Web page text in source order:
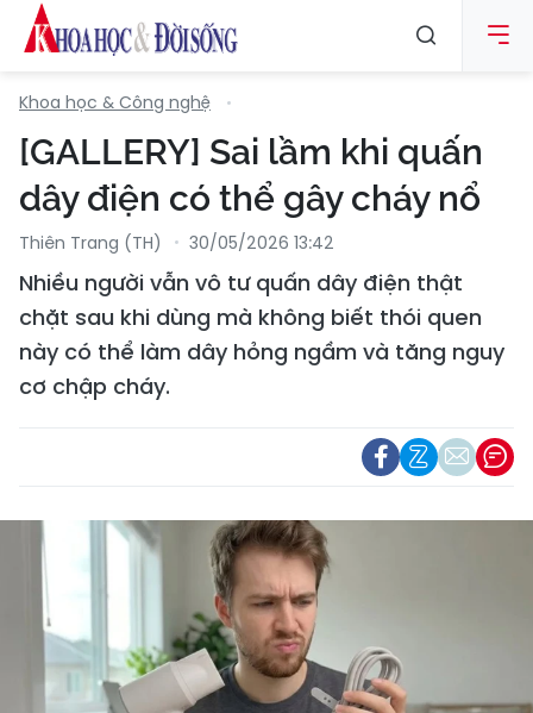
Khoa học & Công nghệ
[GALLERY] Sai lầm khi quấn
dây điện có thể gây cháy nổ
Thiên Trang (TH) 30/05/2026 13:42
Nhiều người vẫn vô tư quấn dây điện thật
chặt sau khi dùng mà không biết thói quen
này có thể làm dây hỏng ngầm và tăng nguy
cơ chập cháy.